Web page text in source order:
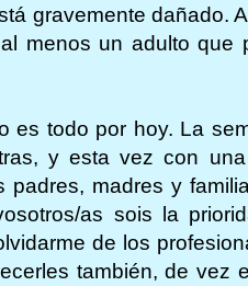
gravemente dañado.
menos un adulto que
es todo por hoy. La
y esta vez con
padres, madres y
as sois la
de los
también, de vez